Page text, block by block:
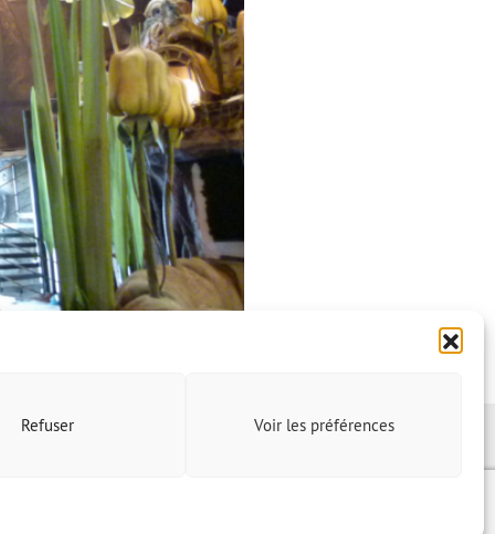
Refuser Voir les préférences